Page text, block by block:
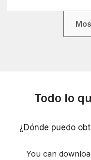
Todo lo
¿Dónde puedo
You can